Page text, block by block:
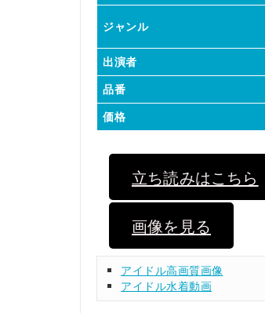
ジャンル
出演者
品番
価格
立ち読みはこちら
画像を見る
アイドル高画質画像
アイドル水着動画